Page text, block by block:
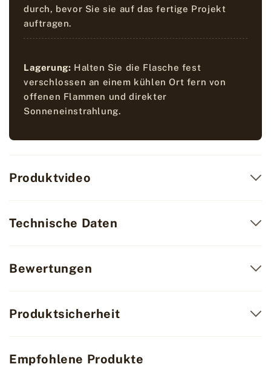
durch, bevor Sie sie auf das fertige Projekt
auftragen.
Lagerung: Halten Sie die Flasche fest
verschlossen an einem kühlen Ort fern von
offenen Flammen und direkter
Sonneneinstrahlung.
Produktvideo
Technische Daten
Bewertungen
Produktsicherheit
Empfohlene Produkte